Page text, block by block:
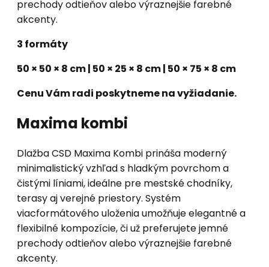
prechody odtieňov alebo výraznejšie farebné
akcenty.
3 formáty
50 × 50 × 8 cm | 50 × 25 × 8 cm | 50 × 75 × 8 cm
Cenu Vám radi poskytneme na vyžiadanie.
Maxima kombi
Dlažba CSD Maxima Kombi prináša moderný
minimalistický vzhľad s hladkým povrchom a
čistými líniami, ideálne pre mestské chodníky,
terasy aj verejné priestory. Systém
viacformátového uloženia umožňuje elegantné a
flexibilné kompozície, či už preferujete jemné
prechody odtieňov alebo výraznejšie farebné
akcenty.